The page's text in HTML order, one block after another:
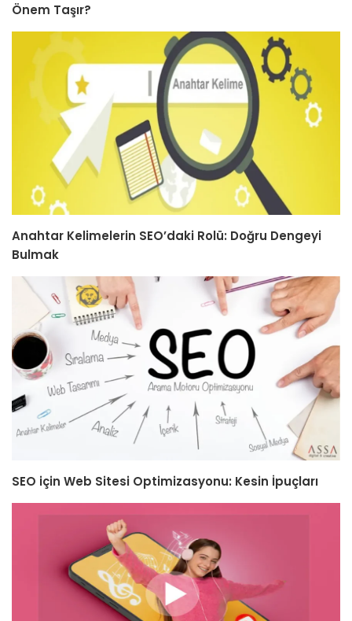
Önem Taşır?
Anahtar Kelimelerin SEO’daki Rolü: Doğru Dengeyi
Bulmak
SEO için Web Sitesi Optimizasyonu: Kesin İpuçları